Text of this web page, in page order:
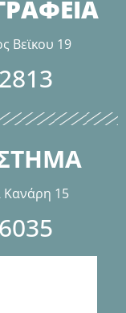
Βεϊκου 19
Κανάρη 15